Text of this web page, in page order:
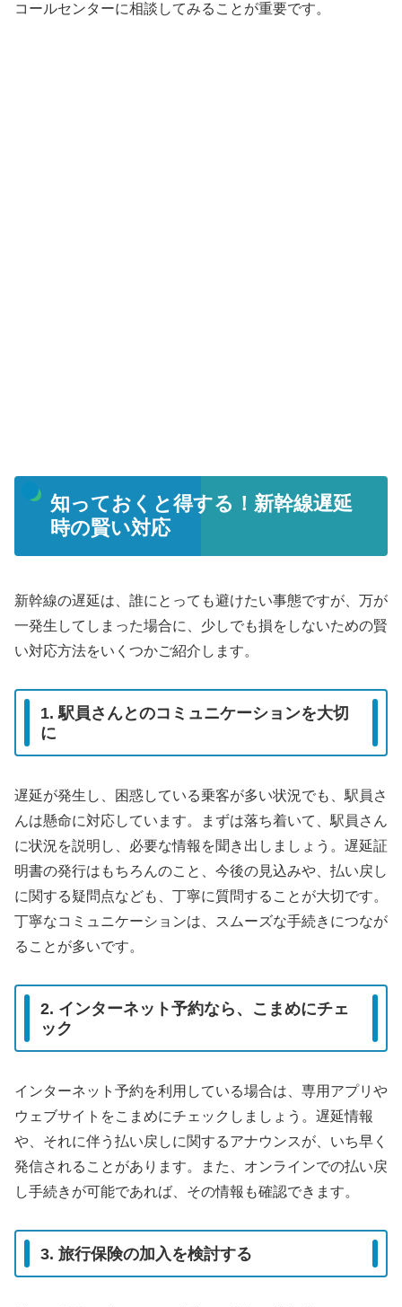
コールセンターに相談してみることが重要です。
知っておくと得する！新幹線遅延
時の賢い対応
新幹線の遅延は、誰にとっても避けたい事態ですが、万が
一発生してしまった場合に、少しでも損をしないための賢
い対応方法をいくつかご紹介します。
1. 駅員さんとのコミュニケーションを大切
に
遅延が発生し、困惑している乗客が多い状況でも、駅員さ
んは懸命に対応しています。まずは落ち着いて、駅員さん
に状況を説明し、必要な情報を聞き出しましょう。遅延証
明書の発行はもちろんのこと、今後の見込みや、払い戻し
に関する疑問点なども、丁寧に質問することが大切です。
丁寧なコミュニケーションは、スムーズな手続きにつなが
ることが多いです。
2. インターネット予約なら、こまめにチェ
ック
インターネット予約を利用している場合は、専用アプリや
ウェブサイトをこまめにチェックしましょう。遅延情報
や、それに伴う払い戻しに関するアナウンスが、いち早く
発信されることがあります。また、オンラインでの払い戻
し手続きが可能であれば、その情報も確認できます。
3. 旅行保険の加入を検討する